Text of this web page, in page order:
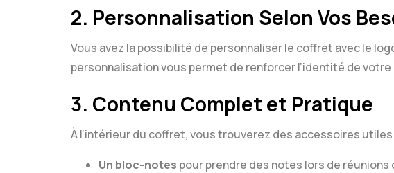
2. Personnalisation Selon Vos
Vous avez la possibilité de personnaliser le coffret avec le
personnalisation vous permet de renforcer l’identité de
3. Contenu Complet et Pratique
À l’intérieur du coffret, vous trouverez des accessoires
Un bloc-notes pour prendre des notes lors de réunions